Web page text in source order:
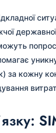
за кожну